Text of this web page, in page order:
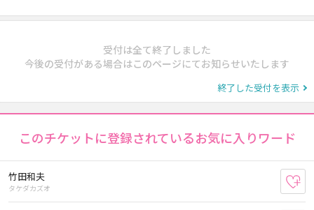
受付は全て終了しました
今後の受付がある場合はこのページにてお知らせいたします
終了した受付を表示
このチケットに登録されているお気に入りワード
竹田和夫
タケダカズオ